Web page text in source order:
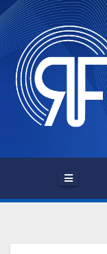
Skip
to
content